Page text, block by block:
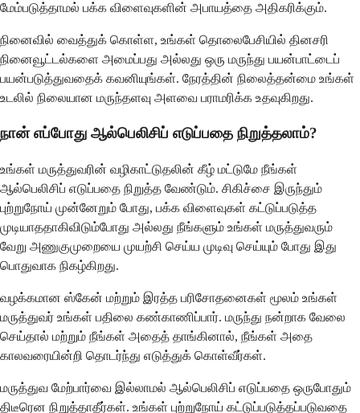
மேம்படுத்தாமல் பக்க விளைவுகளின் அபாயத்தை அதிகரிக்கும்.
நினைவில் வைத்துக் கொள்ள, உங்கள் தொலைபேசியில் தினசரி
நினைவூட்டல்களை அமைப்பது அல்லது ஒரு மருந்து பயன்பாட்டைப்
பயன்படுத்துவதைக் கவனியுங்கள். நேரத்தின் நிலைத்தன்மை உங்கள்
உடலில் நிலையான மருந்தளவு அளவை பராமரிக்க உதவுகிறது.
நான் எப்போது ஆல்பெலிசிப் எடுப்பதை நிறுத்தலாம்?
உங்கள் மருத்துவரின் வழிகாட்டுதலின் கீழ் மட்டுமே நீங்கள்
ஆல்பெலிசிப் எடுப்பதை நிறுத்த வேண்டும். சிகிச்சை இருந்தும்
புற்றுநோய் முன்னேறும் போது, பக்க விளைவுகள் கட்டுப்படுத்த
முடியாததாகிவிடும்போது அல்லது நீங்களும் உங்கள் மருத்துவரும்
வேறு அணுகுமுறையை முயற்சி செய்ய முடிவு செய்யும் போது இது
பொதுவாக நிகழ்கிறது.
வழக்கமான ஸ்கேன் மற்றும் இரத்த பரிசோதனைகள் மூலம் உங்கள்
மருத்துவர் உங்கள் பதிலை கண்காணிப்பார். மருந்து நன்றாக வேலை
செய்தால் மற்றும் நீங்கள் அதைத் தாங்கினால், நீங்கள் அதை
காலவரையின்றி தொடர்ந்து எடுத்துக் கொள்வீர்கள்.
மருத்துவ மேற்பார்வை இல்லாமல் ஆல்பெலிசிப் எடுப்பதை ஒருபோதும்
திடீரென நிறுத்தாதீர்கள். உங்கள் புற்றுநோய் கட்டுப்படுத்தப்படுவதை